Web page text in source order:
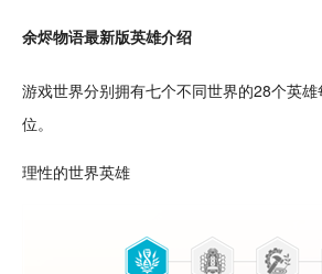
余烬物语最新版英雄介绍
游戏世界分别拥有七个不同世界的28个英
位。
理性的世界英雄